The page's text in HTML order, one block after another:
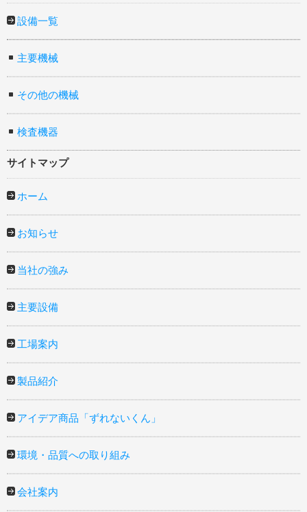
設備一覧
主要機械
その他の機械
検査機器
サイトマップ
ホーム
お知らせ
当社の強み
主要設備
工場案内
製品紹介
アイデア商品「ずれないくん」
環境・品質への取り組み
会社案内